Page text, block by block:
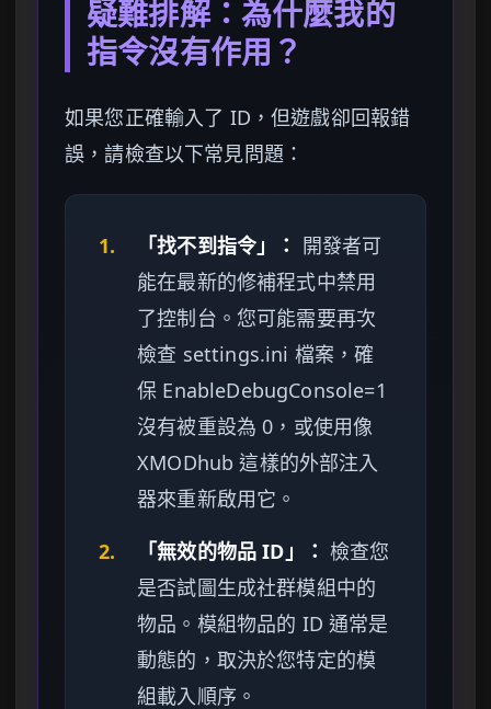
疑難排解：為什麼我的
指令沒有作用？
如果您正確輸入了 ID，但遊戲卻回報錯
誤，請檢查以下常見問題：
1. 「找不到指令」： 開發者可
能在最新的修補程式中禁用
了控制台。您可能需要再次
檢查 settings.ini 檔案，確
保 EnableDebugConsole=1
沒有被重設為 0，或使用像
XMODhub 這樣的外部注入
器來重新啟用它。
2.
「無效的物品 ID」： 檢查您
是否試圖生成社群模組中的
物品。模組物品的 ID 通常是
動態的，取決於您特定的模
組載入順序。